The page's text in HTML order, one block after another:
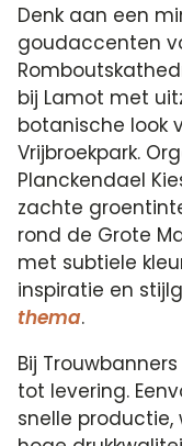
Denk aan een
goudaccenten
bij Lamot met
botanische look
Vrijbroekpark.
Planckendael
zachte
rond de Grote
met subtiele
inspiratie en
thema.
Bij
tot levering.
snelle